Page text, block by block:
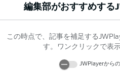
編集部がおすすめする
この時点で、記事を補足する
す。ワンクリックで表
JWPlayerから